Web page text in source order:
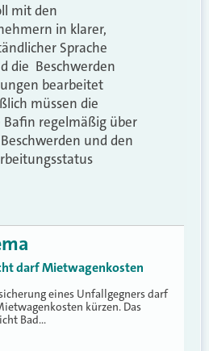
mit den
in klarer,
Sprache
die Beschwerden
bearbeitet
müssen die
Bafin regelmäßig über
und den
darf Mietwagenkosten
eines Unfallgegners darf
kürzen. Das
Bad…